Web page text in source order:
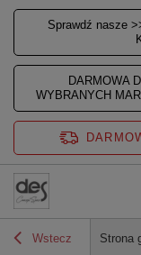
Sprawdź nasze
DARMOWA
WYBRANYCH
Wstecz Strona